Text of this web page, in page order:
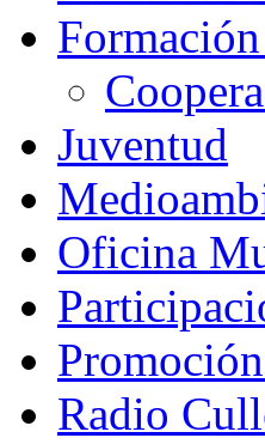
Juventud
Oficina
Radio